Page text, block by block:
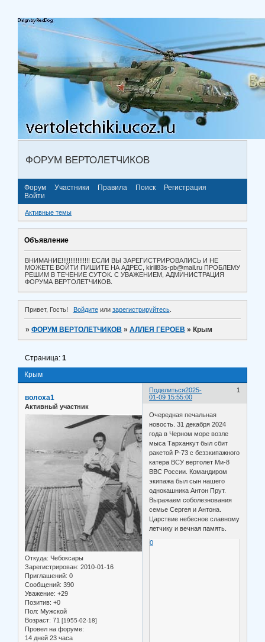
ФОРУМ ВЕРТОЛЕТЧИКОВ
Форум Участники Правила Поиск
Регистрация
Войти
Активные темы
Объявление
ВНИМАНИЕ!!!!!!!!!!!!!!!! ЕСЛИ ВЫ ЗАРЕГИСТРИРОВАЛИСЬ И НЕ
МОЖЕТЕ ВОЙТИ ПИШИТЕ НА АДРЕС, kirill83s-pb@mail.ru ПРОБЛЕМУ
РЕШИМ В ТЕЧЕНИЕ СУТОК. С УВАЖЕНИЕМ, АДМИНИСТРАЦИЯ
ФОРУМА ВЕРТОЛЕТЧИКОВ.
Привет, Гость! Войдитеили зарегистрируйтесь.
»ФОРУМ ВЕРТОЛЕТЧИКОВ »АЛЛЕЯ ГЕРОЕВ » Крым
Крым
Страница:1
Поделиться 1
2025-
01-09 15:55:00
волоха1
Активный участник
Откуда: Чебоксары
Зарегистрирован: 2010-01-16
Приглашений: 0
Сообщений: 390
Уважение: +29
Позитив: +0
Пол: Мужской
Возраст: 71 [1955-02-18]
Провел на форуме:
14 дней 23 часа
Очередная печальная
новость. 31 декабря 2024
года в Черном море возле
мыса Тарханкут был сбит
ракетой Р-73 с безэкипажного
катера ВСУ вертолет Ми-8
ВВС России. Командиром
экипажа был сын нашего
однокашника Антон Прут.
Выражаем соболезнования
семье Сергея и Антона.
Царствие небесное славному
летчику и вечная память.
0